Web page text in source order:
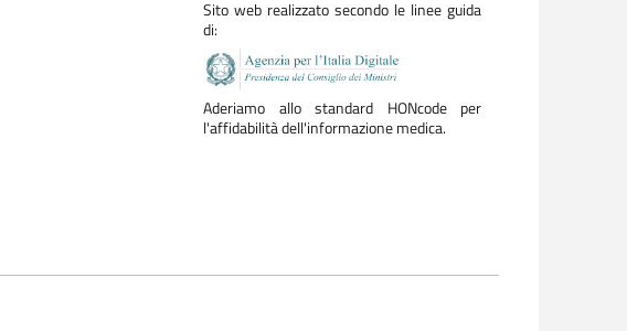
Sito web realizzato secondo le linee guida
di:
Aderiamo allo standard HONcode per
l'affidabilità dell'informazione medica.